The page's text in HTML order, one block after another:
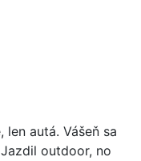
len autá. Vášeň sa
outdoor, no